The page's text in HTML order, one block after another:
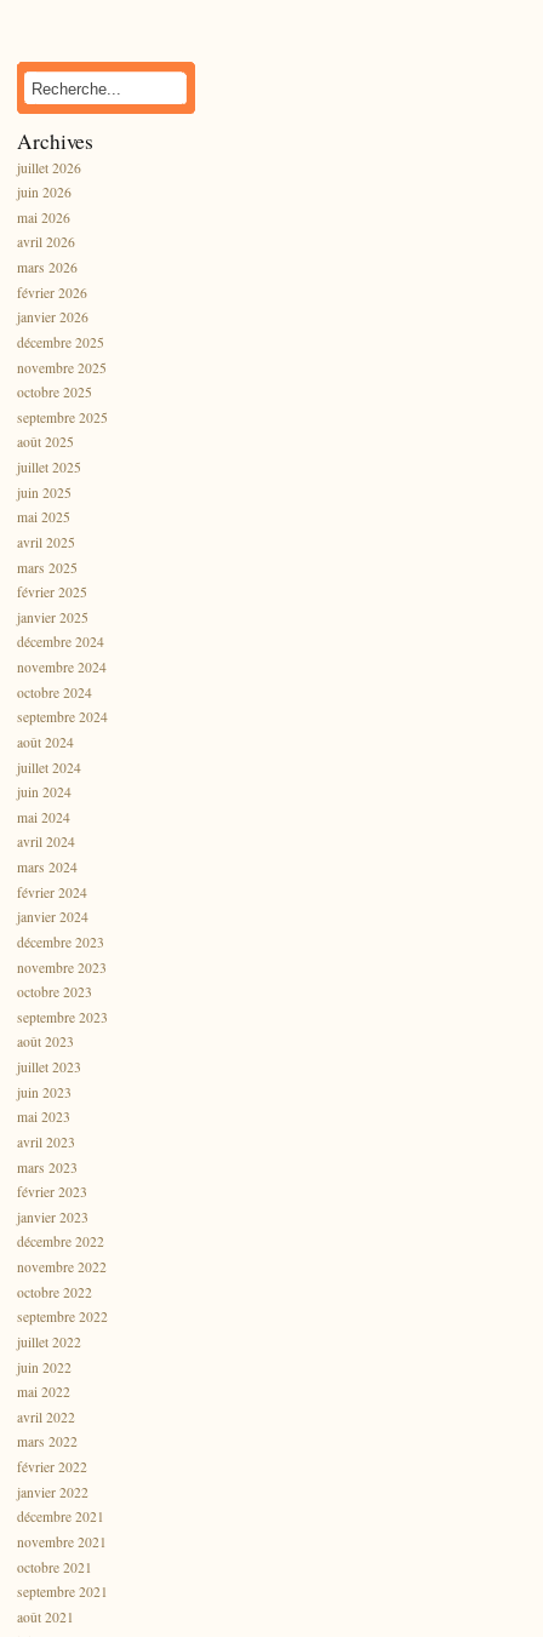
Archives
juillet 2026
juin 2026
mai 2026
avril 2026
mars 2026
février 2026
janvier 2026
décembre 2025
novembre 2025
octobre 2025
septembre 2025
août 2025
juillet 2025
juin 2025
mai 2025
avril 2025
mars 2025
février 2025
janvier 2025
décembre 2024
novembre 2024
octobre 2024
septembre 2024
août 2024
juillet 2024
juin 2024
mai 2024
avril 2024
mars 2024
février 2024
janvier 2024
décembre 2023
novembre 2023
octobre 2023
septembre 2023
août 2023
juillet 2023
juin 2023
mai 2023
avril 2023
mars 2023
février 2023
janvier 2023
décembre 2022
novembre 2022
octobre 2022
septembre 2022
juillet 2022
juin 2022
mai 2022
avril 2022
mars 2022
février 2022
janvier 2022
décembre 2021
novembre 2021
octobre 2021
septembre 2021
août 2021